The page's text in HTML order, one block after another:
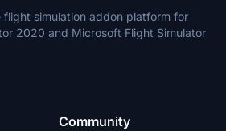
simulation addon platform for
2020 and Microsoft Flight Simulator
Community